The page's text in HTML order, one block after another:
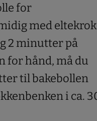
for
med
2 minutter på
for hånd, må du
til bakebollen
i ca.